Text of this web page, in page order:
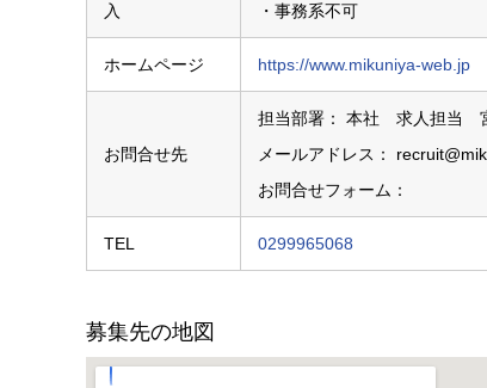
入
・事務系不可
ホームページ https://www.mikuniya-web.jp
お問合せ先
担当部署： 本社 求人担当
メールアドレス：
お問合せフォーム：
TEL 0299965068
募集先の地図